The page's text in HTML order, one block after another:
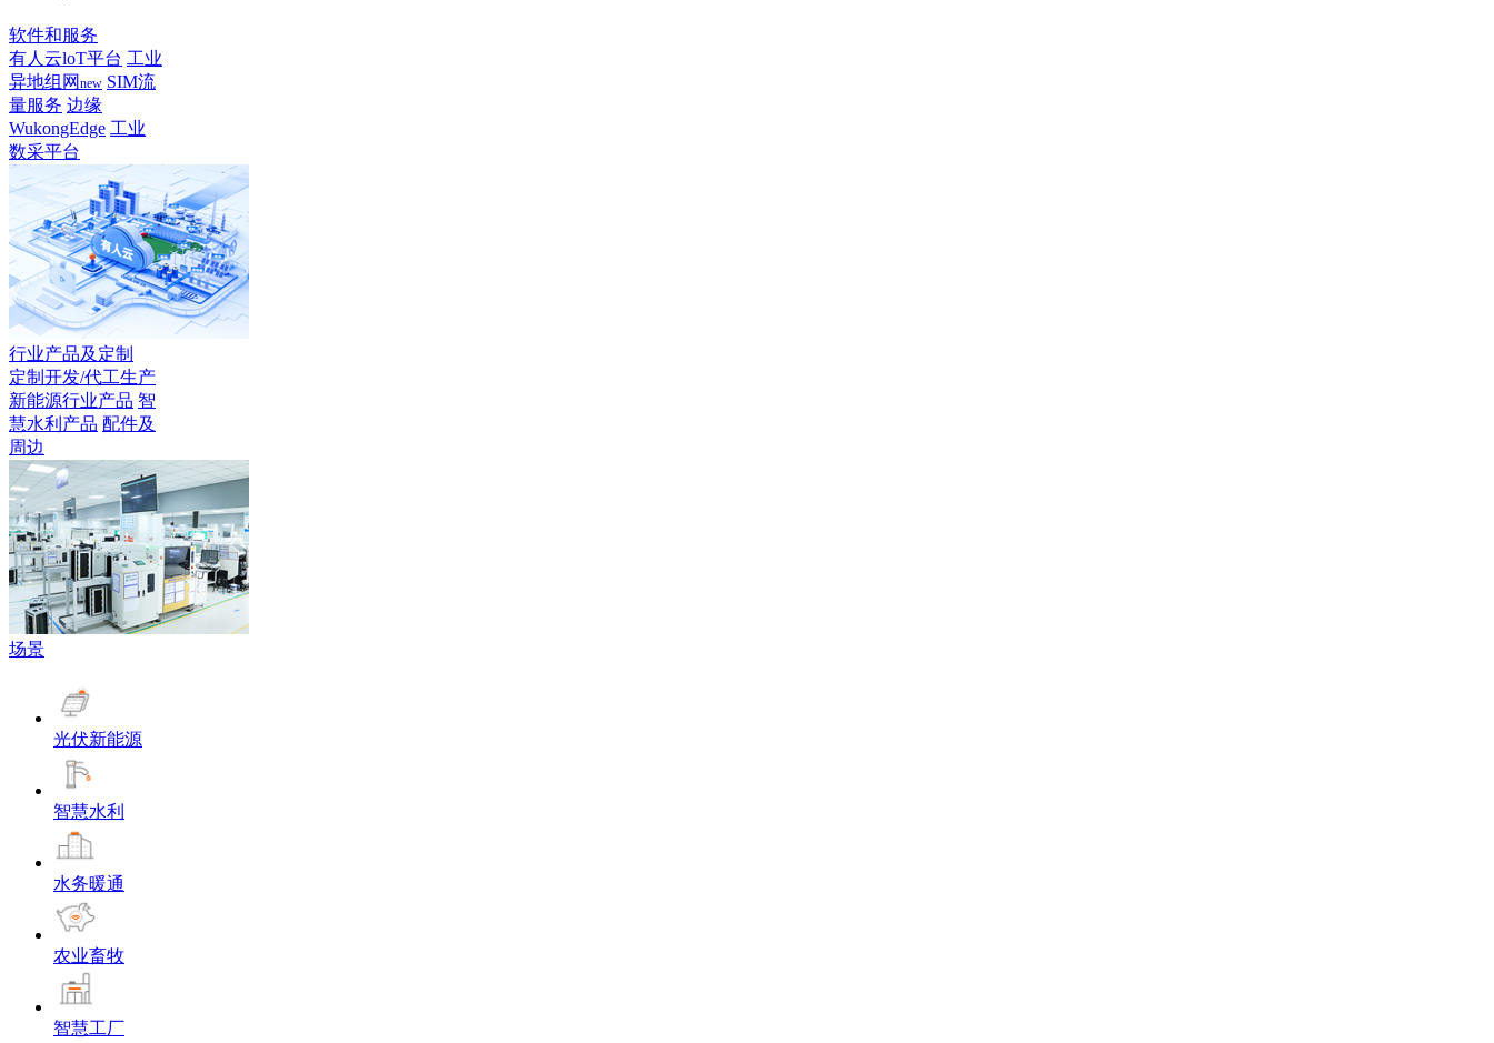
软件和服务
有人云loT平台 工业
异地组网 new SIM流
量服务 边缘
WukongEdge 工业
数采平台
行业产品及定制
定制开发/代工生产
新能源行业产品 智
慧水利产品 配件及
周边
场景
光伏新能源
智慧水利
水务暖通
农业畜牧
智慧工厂